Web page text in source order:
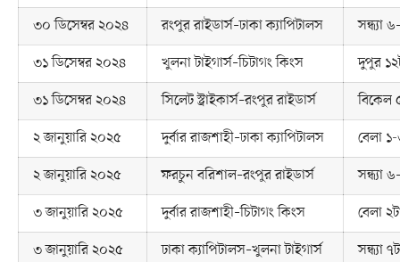
৩০ ডিসেম্বর ২০২৪
রংপুর রাইডার্স–ঢাকা ক্যাপিটালস
সন্ধ্যা
৩১ ডিসেম্বর ২০২৪
খুলনা টাইগার্স–চিটাগং কিংস
দুপুর
৩১ ডিসেম্বর ২০২৪
সিলেট স্ট্রাইকার্স–রংপুর রাইডার্স
বিকেল
২ জানুয়ারি ২০২৫
দুর্বার রাজশাহী–ঢাকা ক্যাপিটালস
বেলা
২ জানুয়ারি ২০২৫
ফরচুন বরিশাল–রংপুর রাইডার্স
সন্ধ্যা
৩ জানুয়ারি ২০২৫
দুর্বার রাজশাহী–চিটাগং কিংস
বেলা
৩ জানুয়ারি ২০২৫
ঢাকা ক্যাপিটালস–খুলনা টাইগার্স সন্ধ্যা